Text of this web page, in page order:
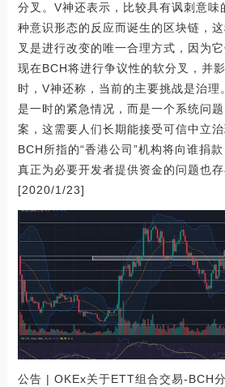
分叉。V神还表示，比较具有讽刺意味
种意识形态的反应而诞生的区块链，
叉是进行改变的唯一合理方式，因为
现在BCH将进行争议性的软分叉，并
时，V神还称，当前的主要挑战是治理
是一时的紧急情况，而是一个系统问
案，这需要人们长期能接受可信中立
BCH所指的“香港公司”机构将向谁捐
真正为必要开发者提供资金的问题也存
[2020/1/23]
公告 | OKEx关于ETT组合交易-BCH